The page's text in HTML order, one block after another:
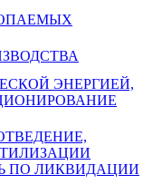
ЭНЕРГИЕЙ,
ПО ЛИКВИДАЦИИ